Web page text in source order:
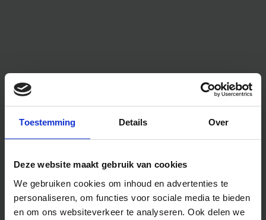
Toestemming Details Over
Deze website maakt gebruik van cookies
We gebruiken cookies om inhoud en advertenties te
personaliseren, om functies voor sociale media te bieden
en om ons websiteverkeer te analyseren. Ook delen we